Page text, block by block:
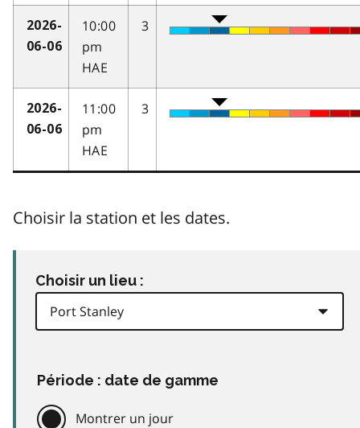
2026-
06-06
10:00
pm
HAE
3
2026-
06-06
11:00
pm
HAE
3
Choisir la station et les dates.
Choisir un lieu :
Période : date de gamme
Montrer un jour